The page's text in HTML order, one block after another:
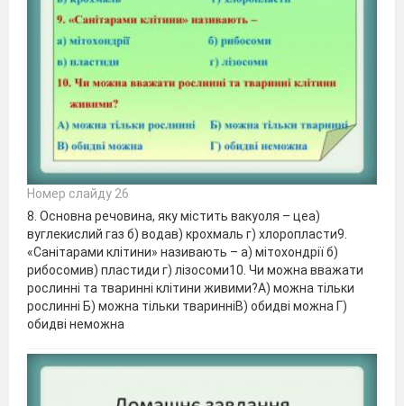
Номер слайду 26
8. Основна речовина, яку містить вакуоля – цеа)
вуглекислий газ б) водав) крохмаль г) хлоропласти9.
«Санітарами клітини» називають – а) мітохондрії б)
рибосомив) пластиди г) лізосоми10. Чи можна вважати
рослинні та тваринні клітини живими?А) можна тільки
рослинні Б) можна тільки тваринніВ) обидві можна Г)
обидві неможна